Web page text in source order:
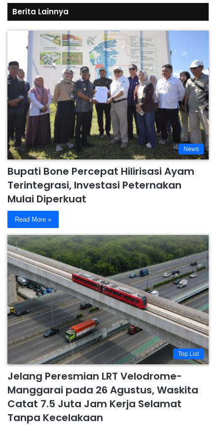
Berita Lainnya
News
Bupati Bone Percepat Hilirisasi Ayam
Terintegrasi, Investasi Peternakan
Mulai Diperkuat
Read More »
Top List
Jelang Peresmian LRT Velodrome-
Manggarai pada 26 Agustus, Waskita
Catat 7.5 Juta Jam Kerja Selamat
Tanpa Kecelakaan